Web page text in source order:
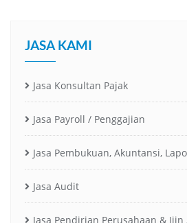
JASA KAMI
Jasa Konsultan Pajak
Jasa Payroll / Penggajian
Jasa Pembukuan, Akuntansi,
Jasa Audit
Jasa Pendirian Perusahaan & Ijin